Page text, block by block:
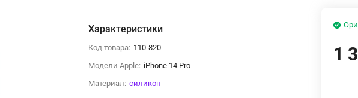
Характеристики
Код товара: 110-820
Модели Apple: iPhone 14 Pro
Материал: силикон
1